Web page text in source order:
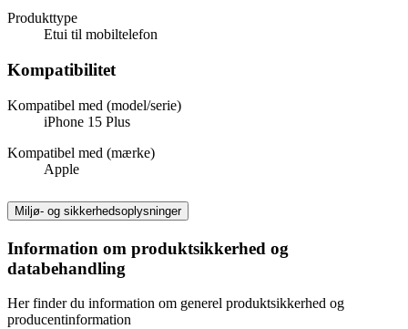
Produkttype
Etui til mobiltelefon
Kompatibilitet
Kompatibel med (model/serie)
iPhone 15 Plus
Kompatibel med (mærke)
Apple
Miljø- og sikkerhedsoplysninger
Information om produktsikkerhed og
databehandling
Her finder du information om generel produktsikkerhed og
producentinformation